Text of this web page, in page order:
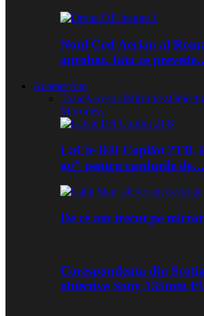
Noul Cod Aerian al
aprobat. Iata ce
Aparate foto
ToateAccesoriiMirrorless
Mirrorless
LaCie DJI Copilot 2TB.
go” pentru cardurile de…
De ce am trecut pe
Corespondenta din
obiective Sony 135mm